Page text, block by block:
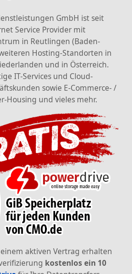
GmbH ist seit
Service Provider mit
in Reutlingen (Baden-
Hosting-Standorten in
und in Österreich.
IT-Services und Cloud-
sowie E-Commerce- /
Housing und vieles mehr.
aktiven Vertrag erhalten
kostenlos ein 10